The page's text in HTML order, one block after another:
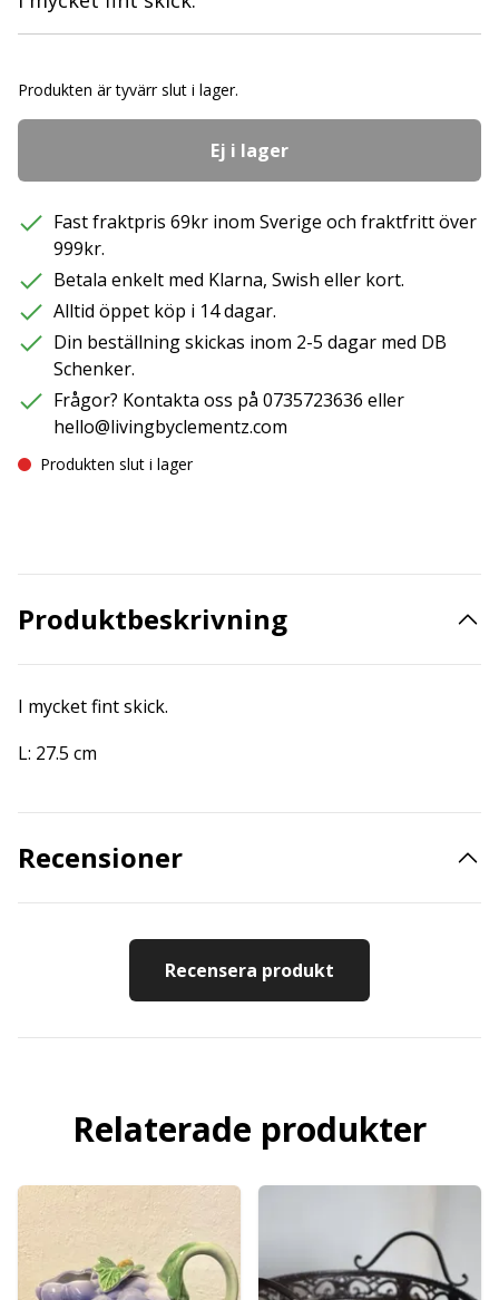
Produkten är tyvärr slut i lager.
Ej i lager
Fast fraktpris 69kr inom Sverige och fraktfritt över
999kr.
Betala enkelt med Klarna, Swish eller kort.
Alltid öppet köp i 14 dagar.
Din beställning skickas inom 2-5 dagar med DB
Schenker.
Frågor? Kontakta oss på 0735723636 eller
hello@livingbyclementz.com
Produkten slut i lager
Produktbeskrivning
I mycket fint skick.
L: 27.5 cm
Recensioner
Recensera produkt
Relaterade produkter